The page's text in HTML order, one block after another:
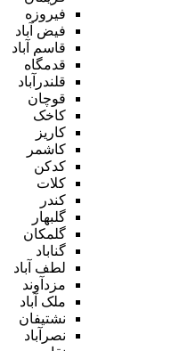
فیروزه
فیض آباد
قاسم آباد
قدمگاه
قلندرآباد
قوچان
کاخک
کاریز
کاشمر
کدکن
کلات
کندر
گلبهار
گلمکان
گناباد
لطف آباد
مزدآوند
ملک آباد
نشتیفان
نصرآباد